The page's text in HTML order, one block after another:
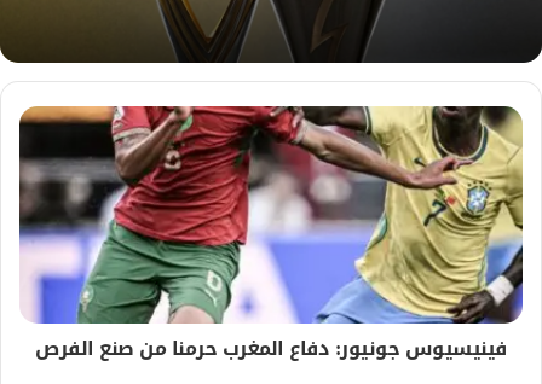
فينيسيوس جونيور: دفاع المغرب حرمنا من صنع الفرص